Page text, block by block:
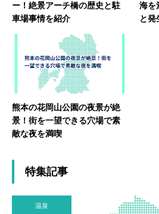
ー！絶景アーチ橋の歴史と駐
車場事情を紹介
海を
と発
熊本の花岡山公園の夜景が絶
景！街を一望できる穴場で素
敵な夜を満喫
特集記事
温泉